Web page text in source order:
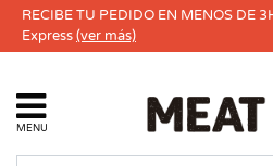
RECIBE TU PEDIDO EN MENOS DE
Express(ver más)
MENU